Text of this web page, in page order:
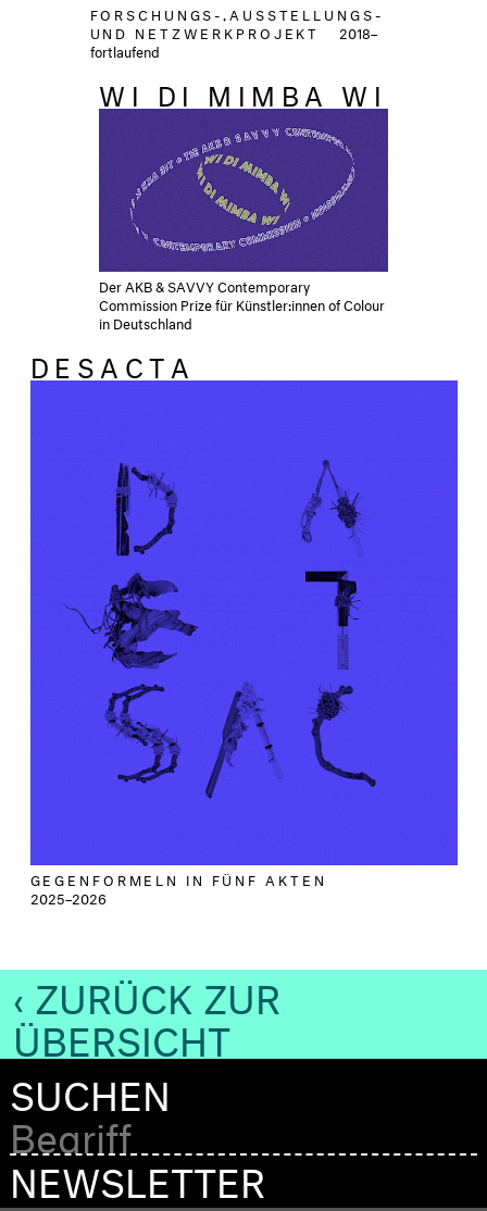
FORSCHUNGS-,AUSSTELLUNGS-
UND NETZWERKPROJEKT
2018–
fortlaufend
WI DI MIMBA WI
Der AKB & SAVVY Contemporary
Commission Prize für Künstler:innen of Colour
in Deutschland
DESACTA
GEGENFORMELN IN FÜNF AKTEN
2025–2026
‹ ZURÜCK ZUR
ÜBERSICHT
SUCHEN
NEWSLETTER